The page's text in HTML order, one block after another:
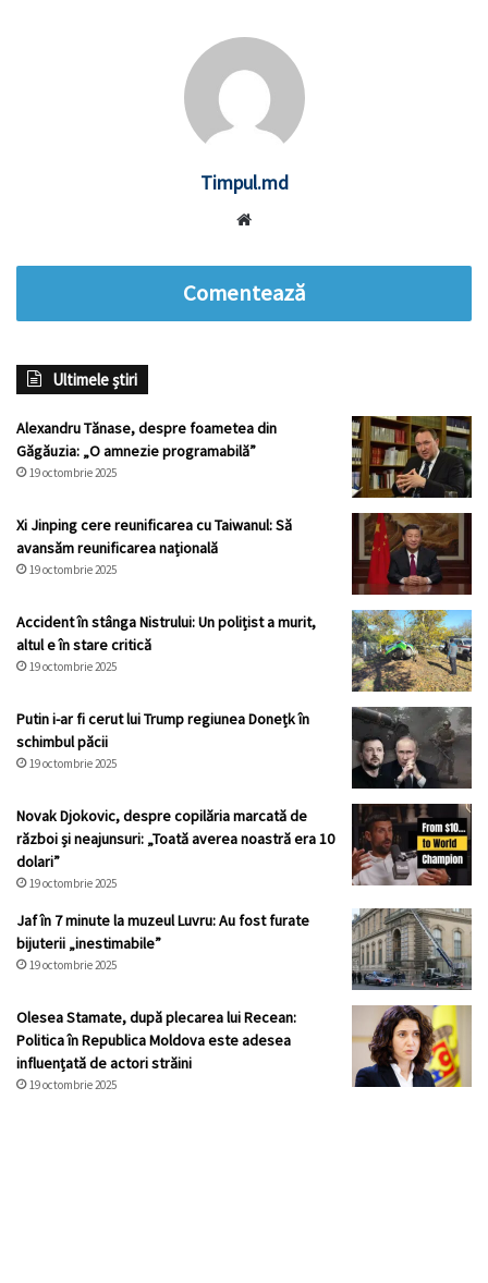
Timpul.md
Comentează
Ultimele știri
Alexandru Tănase, despre foametea din
Găgăuzia: „O amnezie programabilă”
19 octombrie 2025
Xi Jinping cere reunificarea cu Taiwanul: Să
avansăm reunificarea națională
19 octombrie 2025
Accident în stânga Nistrului: Un polițist a murit,
altul e în stare critică
19 octombrie 2025
Putin i-ar fi cerut lui Trump regiunea Donețk în
schimbul păcii
19 octombrie 2025
Novak Djokovic, despre copilăria marcată de
război și neajunsuri: „Toată averea noastră era 10
dolari”
19 octombrie 2025
Jaf în 7 minute la muzeul Luvru: Au fost furate
bijuterii „inestimabile”
19 octombrie 2025
Olesea Stamate, după plecarea lui Recean:
Politica în Republica Moldova este adesea
influențată de actori străini
19 octombrie 2025